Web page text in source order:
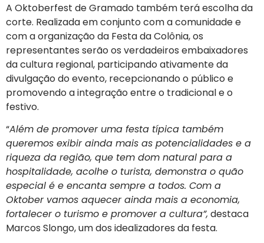
A Oktoberfest de Gramado também terá escolha da
corte. Realizada em conjunto com a comunidade e
com a organização da Festa da Colônia, os
representantes serão os verdadeiros embaixadores
da cultura regional, participando ativamente da
divulgação do evento, recepcionando o público e
promovendo a integração entre o tradicional e o
festivo.
“Além de promover uma festa típica também
queremos exibir ainda mais as potencialidades e a
riqueza da região, que tem dom natural para a
hospitalidade, acolhe o turista, demonstra o quão
especial é e encanta sempre a todos. Com a
Oktober vamos aquecer ainda mais a economia,
fortalecer o turismo e promover a cultura”, destaca
Marcos Slongo, um dos idealizadores da festa.